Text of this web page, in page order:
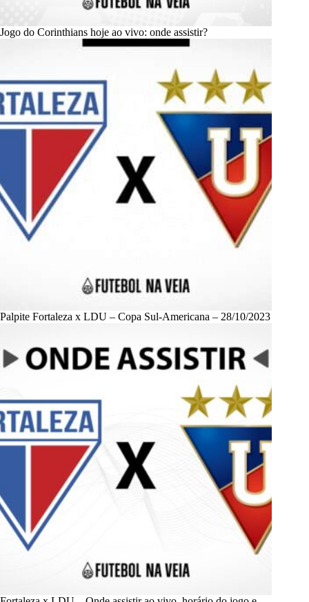
Jogo do Corinthians hoje ao vivo: onde assistir?
Palpite Fortaleza x LDU – Copa Sul-Americana – 28/10/2023